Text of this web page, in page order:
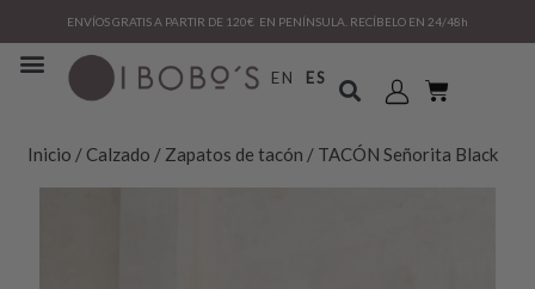
ENVÍOS GRATIS A PARTIR DE 120€ EN PENÍNSULA. RECÍBELO EN 24/48h
EN ES
Inicio / Calzado / Zapatos de tacón / TACÓN Señorita Black